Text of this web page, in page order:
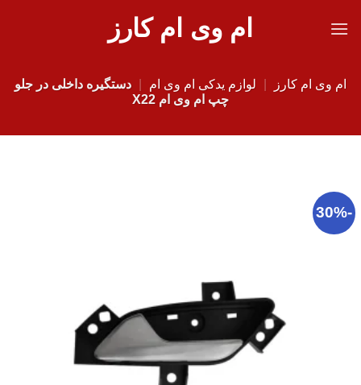
ام وی ام کارز
ام وی ام کارز لوازم یدکی ام وی ام
دستگیره داخلی در جلو
چپ ام وی ام X22
-30%